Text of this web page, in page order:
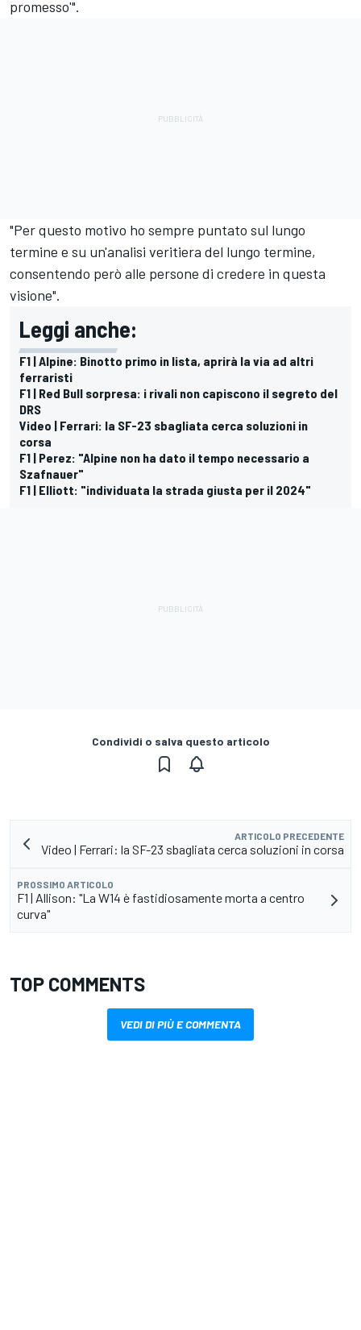
promesso'".
"Per questo motivo ho sempre puntato sul lungo
termine e su un'analisi veritiera del lungo termine,
consentendo però alle persone di credere in questa
visione".
Leggi anche:
F1 | Alpine: Binotto primo in lista, aprirà la via ad altri
ferraristi
F1 | Red Bull sorpresa: i rivali non capiscono il segreto del
DRS
Video | Ferrari: la SF-23 sbagliata cerca soluzioni in
corsa
F1 | Perez: "Alpine non ha dato il tempo necessario a
Szafnauer"
F1 | Elliott: "individuata la strada giusta per il 2024"
Condividi o salva questo articolo
ARTICOLO PRECEDENTE
Video | Ferrari: la SF-23 sbagliata cerca soluzioni in corsa
PROSSIMO ARTICOLO
F1 | Allison: "La W14 è fastidiosamente morta a centro
curva"
TOP COMMENTS
VEDI DI PIÙ E COMMENTA